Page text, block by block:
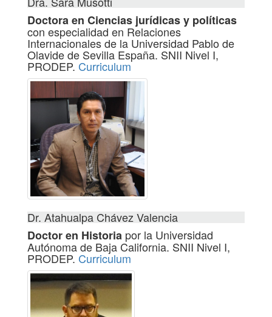
Doctora en Ciencias jurídicas y políticas
con especialidad en Relaciones
Internacionales de la Universidad Pablo de
Olavide de Sevilla España. SNII Nivel I,
PRODEP. Curriculum
Dr. Atahualpa Chávez Valencia
Doctor en Historia por la Universidad
Autónoma de Baja California. SNII Nivel I,
PRODEP. Curriculum